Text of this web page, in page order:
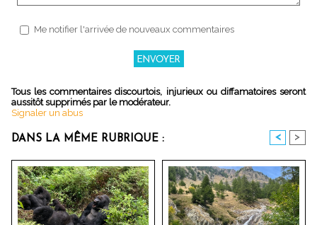
Me notifier l'arrivée de nouveaux commentaires
Tous les commentaires discourtois, injurieux ou diffamatoires seront
aussitôt supprimés par le modérateur.
Signaler un abus
DANS LA MÊME RUBRIQUE : < >